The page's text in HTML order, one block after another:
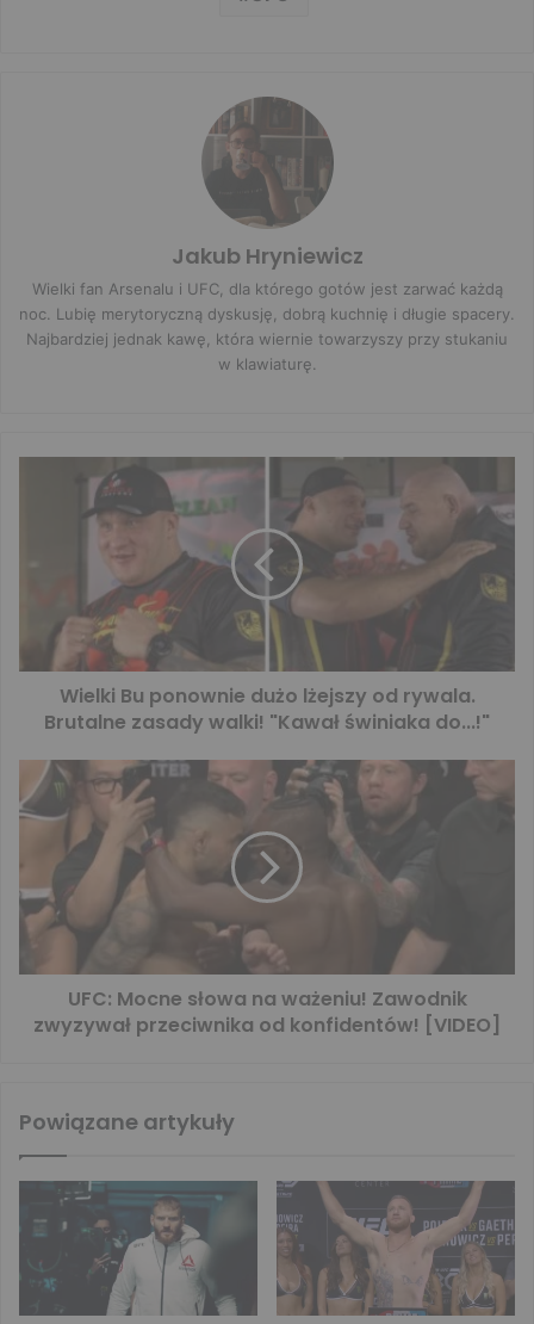
Jakub Hryniewicz
Wielki fan Arsenalu i UFC, dla którego gotów jest zarwać każdą
noc. Lubię merytoryczną dyskusję, dobrą kuchnię i długie spacery.
Najbardziej jednak kawę, która wiernie towarzyszy przy stukaniu
w klawiaturę.
Wielki Bu ponownie dużo lżejszy od rywala.
Brutalne zasady walki! "Kawał świniaka do...!"
UFC: Mocne słowa na ważeniu! Zawodnik
zwyzywał przeciwnika od konfidentów! [VIDEO]
Powiązane artykuły